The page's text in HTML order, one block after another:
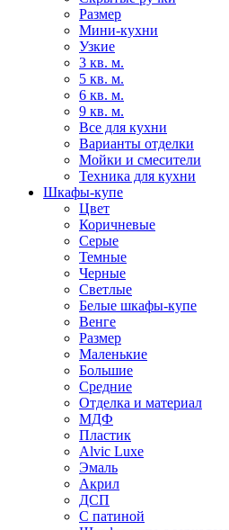
Размер
Мини-кухни
Узкие
3 кв. м.
5 кв. м.
6 кв. м.
9 кв. м.
Все для кухни
Варианты отделки
Мойки и смесители
Техника для кухни
Шкафы-купе
Цвет
Коричневые
Серые
Темные
Черные
Светлые
Белые шкафы-купе
Венге
Размер
Маленькие
Большие
Средние
Отделка и материал
МДФ
Пластик
Alvic Luxe
Эмаль
Акрил
ДСП
С патиной